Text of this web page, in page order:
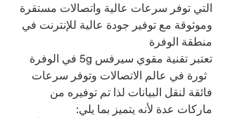
التي توفر سرعات عالية واتصالات مستقرة
وموثوقة مع توفير جودة عالية للإنترنت في
منطقة الوفرة
تعتبر تقنية مقوي سيرفس 5g في الوفرة
ثورة في عالم الاتصالات وتوفر سرعات
فائقة لنقل البيانات لذا تم توفيره من
ماركات عدة لأنه يتميز بما يلي: